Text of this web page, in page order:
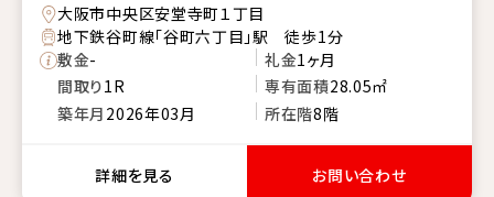
大阪市中央区安堂寺町１丁目
地下鉄谷町線「谷町六丁目」駅 徒歩1分
敷金- 礼金1ヶ月
間取り1R 専有面積28.05㎡
築年月 2026年03月 所在階8階
詳細を見る お問い合わせ